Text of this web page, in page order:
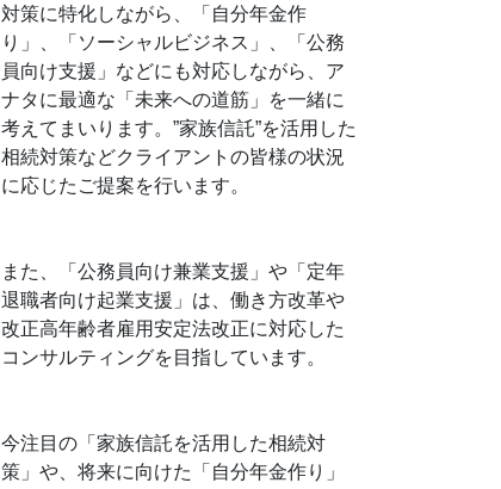
対策に特化しながら、「自分年金作
り」、「ソーシャルビジネス」、「公務
員向け支援」などにも対応しながら、ア
ナタに最適な「未来への道筋」を一緒に
考えてまいります。”家族信託”を活用した
相続対策などクライアントの皆様の状況
に応じたご提案を行います。
また、「公務員向け兼業支援」や「定年
退職者向け起業支援」は、働き方改革や
改正高年齢者雇用安定法改正に対応した
コンサルティングを目指しています。
今注目の「家族信託を活用した相続対
策」や、将来に向けた「自分年金作り」